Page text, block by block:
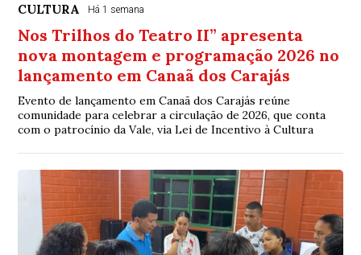
CULTURA Há 1 semana
Nos Trilhos do Teatro II” apresenta
nova montagem e programação 2026 no
lançamento em Canaã dos Carajás
Evento de lançamento em Canaã dos Carajás reúne
comunidade para celebrar a circulação de 2026, que conta
com o patrocínio da Vale, via Lei de Incentivo à Cultura